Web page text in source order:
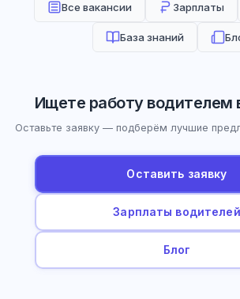
Все вакансии Зарплаты
База знаний
Ищете работу водителем
Оставьте заявку — подберём лучшие
Оставить заявку
Зарплаты водителей
Блог